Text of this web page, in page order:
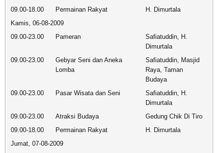
09.00-18.00
Permainan Rakyat
H. Dimurtala
Kamis, 06-08-2009
09.00-23.00
Pameran
Safiatuddin, H.
Dimurtala
09.00-23.00
Gebyar Seni dan Aneka
Lomba
Safiatuddin, Masjid
Raya, Taman
Budaya
09.00-23.00
Pasar Wisata dan Seni
Safiatuddin, H.
Dimurtala
09.00-23.00
Atraksi Budaya
Gedung Chik Di Tiro
09.00-18.00
Permainan Rakyat
H. Dimurtala
Jumat, 07-08-2009